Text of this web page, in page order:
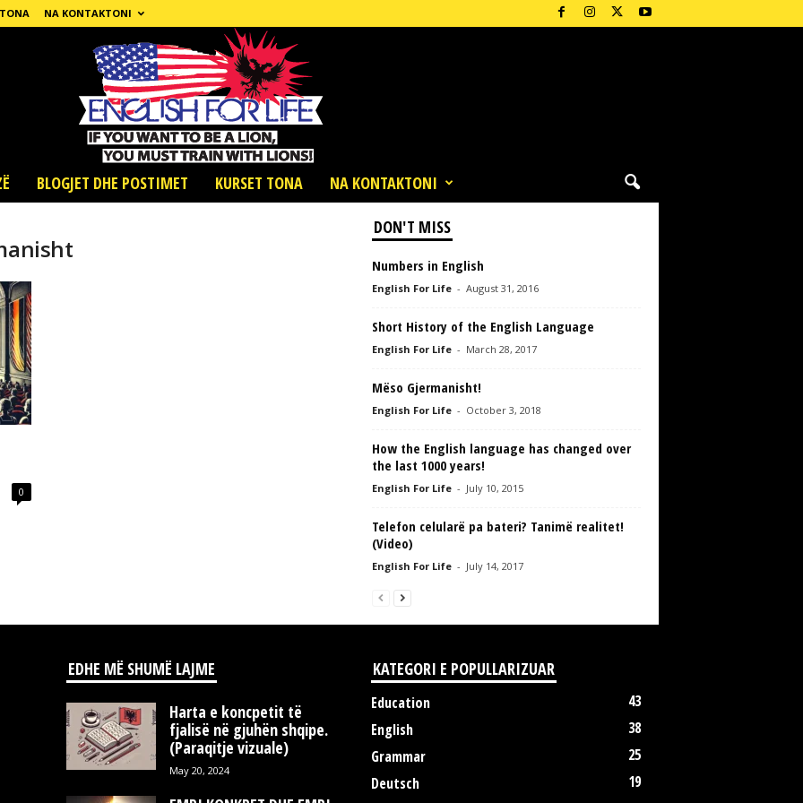
NA KONTAKTONI
BLOGJET DHE POSTIMET KURSET TONA NA KONTAKTONI
0
DON'T MISS
Numbers in English
English For Life - August 31, 2016
Short History of the English Language
English For Life - March 28, 2017
Mëso Gjermanisht!
English For Life - October 3, 2018
How the English language has changed over
the last 1000 years!
English For Life - July 10, 2015
Telefon celularë pa bateri? Tanimë realitet!
(Video)
English For Life - July 14, 2017
EDHE MË SHUMË LAJME
Harta e koncpetit të
fjalisë në gjuhën shqipe.
(Paraqitje vizuale)
May 20, 2024
KATEGORI E POPULLARIZUAR
Education
43
English
38
Grammar
25
Deutsch
19